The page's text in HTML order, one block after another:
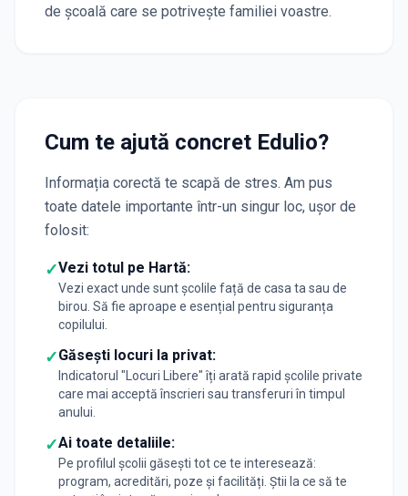
de școală care se potrivește familiei voastre.
Cum te ajută concret Edulio?
Informația corectă te scapă de stres. Am pus
toate datele importante într-un singur loc, ușor de
folosit:
✓Vezi totul pe Hartă:
Vezi exact unde sunt școlile față de casa ta sau de
birou. Să fie aproape e esențial pentru siguranța
copilului.
✓Găsești locuri la privat:
Indicatorul "Locuri Libere" îți arată rapid școlile private
care mai acceptă înscrieri sau transferuri în timpul
anului.
✓Ai toate detaliile:
Pe profilul școlii găsești tot ce te interesează:
program, acreditări, poze și facilități. Știi la ce să te